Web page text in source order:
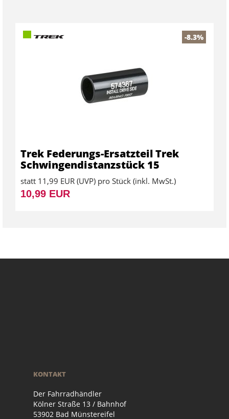
-8.3%
Trek Federungs-Ersatzteil Trek
Schwingendistanzstück 15
statt 11,99 EUR (UVP) pro Stück (inkl. MwSt.)
10,99 EUR
KONTAKT
Der Fahrradhändler
Kölner Straße 13 / Bahnhof
53902 Bad Münstereifel